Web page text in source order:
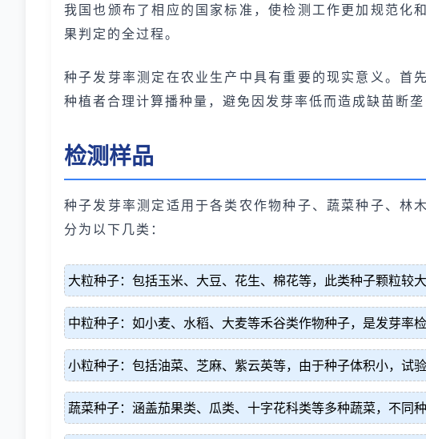
我国也颁布了相应的国家标准，使检测工作更加规范化
果判定的全过程。
种子发芽率测定在农业生产中具有重要的现实意义。首
种植者合理计算播种量，避免因发芽率低而造成缺苗断
检测样品
种子发芽率测定适用于各类农作物种子、蔬菜种子、林
分为以下几类：
大粒种子：包括玉米、大豆、花生、棉花等，此类种子颗粒较
中粒种子：如小麦、水稻、大麦等禾谷类作物种子，是发芽率
小粒种子：包括油菜、芝麻、紫云英等，由于种子体积小，试
蔬菜种子：涵盖茄果类、瓜类、十字花科类等多种蔬菜，不同